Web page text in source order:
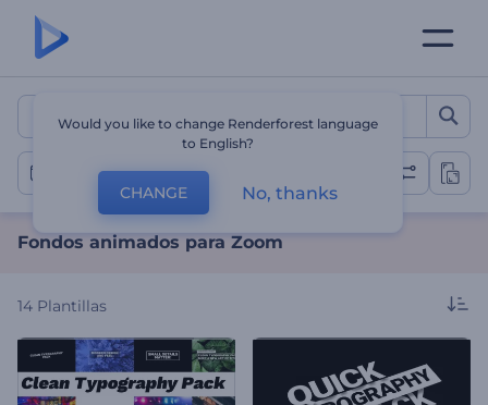
Fondos animados para
Videos de fondos para Zoom
Fondos animados para Zoom
14 Plantillas
Would you like to change Renderforest language
to English?
CHANGE No, thanks